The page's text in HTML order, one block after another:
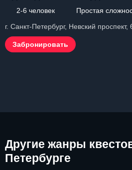
2-6 человек
Простая
г. Санкт-Петербург, Невский проспект,
Забронировать
Другие жанры
Петербурге